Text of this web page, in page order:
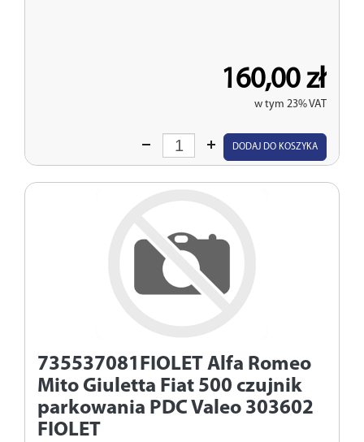
160,00 zł
w tym 23% VAT
Wprowadź
DODAJ DO KOSZYKA
735537081FIOLET Alfa Romeo
Mito Giuletta Fiat 500 czujnik
parkowania PDC Valeo 303602
FIOLET